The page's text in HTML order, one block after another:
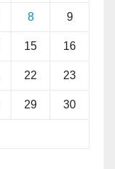
8 9
15 16
22 23
29 30